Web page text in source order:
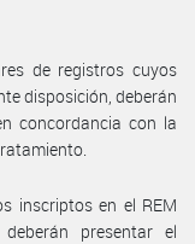
de registros cuyos
disposición, deberán
concordancia con la
inscriptos en el REM
presentar el